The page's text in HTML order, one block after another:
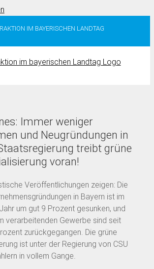
IM BAYERISCHEN LANDTAG
Immer weniger
und Neugründungen in
treibt grüne
voran!
Veröffentlichungen zeigen: Die
in Bayern ist im
um gut 9 Prozent gesunken, und
verarbeitenden Gewerbe sind seit
zurückgegangen. Die grüne
ist unter der Regierung von CSU
in vollem Gange.